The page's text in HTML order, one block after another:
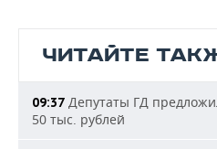
ЧИТАЙТЕ
09:37 Депутаты ГД
50 тыс. рублей